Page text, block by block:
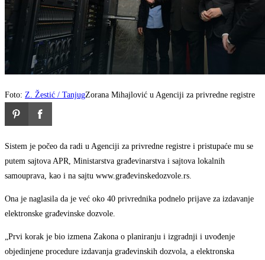
Foto: Z. Žestić / TanjugZorana Mihajlović u Agenciji za privredne registre
Sistem je počeo da radi u Agenciji za privredne registre i pristupaće mu se
putem sajtova APR, Ministarstva građevinarstva i sajtova lokalnih
samouprava, kao i na sajtu www.građevinskedozvole.rs.
Ona je naglasila da je već oko 40 privrednika podnelo prijave za izdavanje
elektronske građevinske dozvole.
„Prvi korak je bio izmena Zakona o planiranju i izgradnji i uvođenje
objedinjene procedure izdavanja građevinskih dozvola, a elektronska